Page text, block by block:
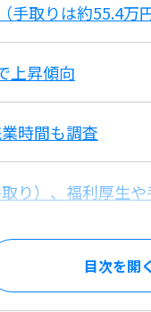
取りは約55.4万円
上昇傾向
時間も調査
り）、福利厚生
目次を